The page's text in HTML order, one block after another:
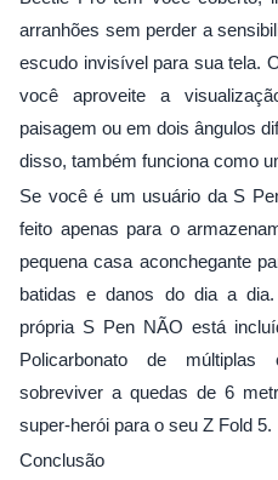
arranhões sem perder a
escudo invisível para sua tela.
você aproveite a
paisagem ou em dois ângulos
disso, também funciona como
Se você é um usuário da S
feito apenas para o
pequena casa aconchegante
batidas e danos do dia a
própria S Pen NÃO está
Policarbonato de
sobreviver a quedas de 6
super-herói para o seu Z Fold 5.
Conclusão